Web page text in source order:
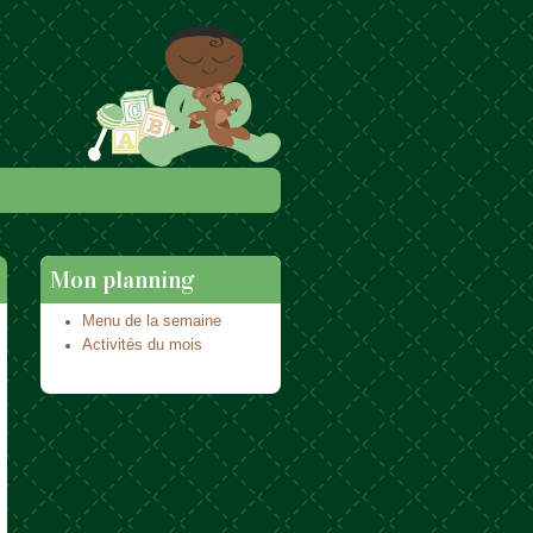
Mon planning
Menu de la semaine
Activités du mois